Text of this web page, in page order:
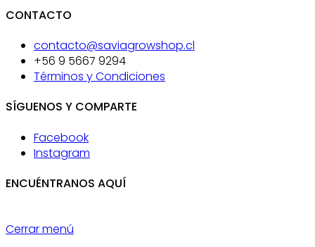
CONTACTO
contacto@saviagrowshop.cl
+56 9 5667 9294
Términos y Condiciones
SÍGUENOS Y COMPARTE
Facebook
Instagram
ENCUÉNTRANOS AQUÍ
Cerrar menú